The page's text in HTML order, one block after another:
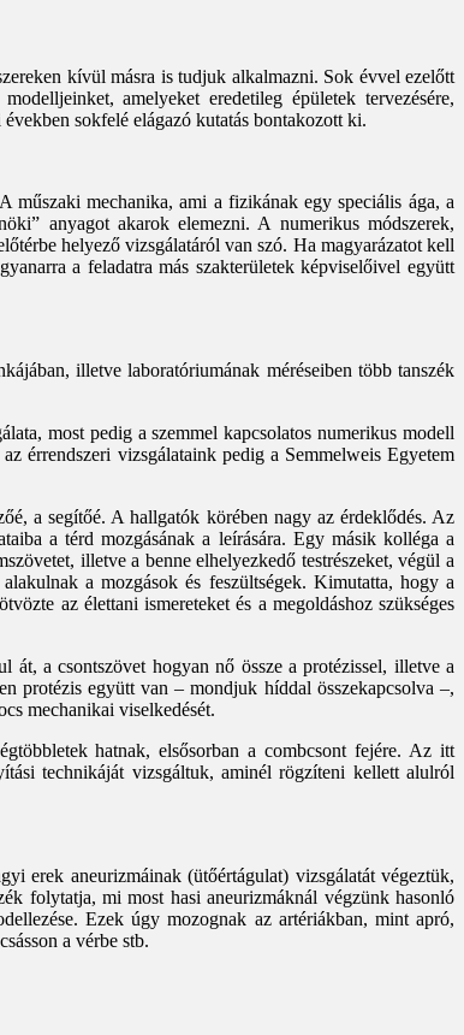
kívül másra is tudjuk alkalmazni. Sok évvel ezelőtt
amelyeket eredetileg épületek tervezésére,
sokfelé elágazó kutatás bontakozott ki.
mechanika, ami a fizikának egy speciális ága, a
anyagot akarok elemezni. A numerikus módszerek,
helyező vizsgálatáról van szó. Ha magyarázatot kell
a feladatra más szakterületek képviselőivel együtt
illetve laboratóriumának méréseiben több tanszék
most pedig a szemmel kapcsolatos numerikus modell
érrendszeri vizsgálataink pedig a Semmelweis Egyetem
a segítőé. A hallgatók körében nagy az érdeklődés. Az
a térd mozgásának a leírására. Egy másik kolléga a
illetve a benne elhelyezkedő testrészeket, végül a
a mozgások és feszültségek. Kimutatta, hogy a
az élettani ismereteket és a megoldáshoz szükséges
át, a csontszövet hogyan nő össze a protézissel, illetve a
protézis együtt van – mondjuk híddal összekapcsolva –,
mechanikai viselkedését.
hatnak, elsősorban a combcsont fejére. Az itt
technikáját vizsgáltuk, aminél rögzíteni kellett alulról
erek aneurizmáinak (ütőértágulat) vizsgálatát végeztük,
folytatja, mi most hasi aneurizmáknál végzünk hasonló
Ezek úgy mozognak az artériákban, mint apró,
a vérbe stb.